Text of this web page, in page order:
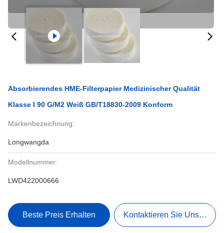
Absorbierendes HME-Filterpapier Medizinischer Qualität
Klasse I 90 G/m2 Weiß GB/T18830-2009 Konform
Markenbezeichnung:
Longwangda
Modellnummer:
LWD422000666
Beste Preis Erhalten Kontaktieren Sie Uns Jetzt